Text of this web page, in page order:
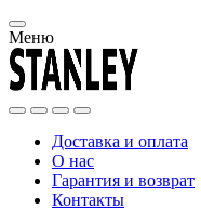
Меню
Доставка и оплата
О нас
Гарантия и возврат
Контакты